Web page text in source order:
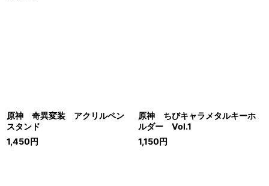
原神 奇異変装 アクリルペン
スタンド
1,450円
原神 ちびキャラメタルキーホ
ルダー Vol.1
1,150円